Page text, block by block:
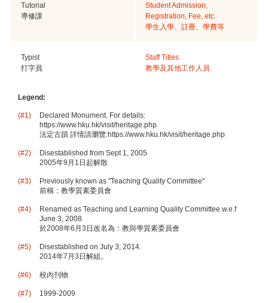
Tutorial
導修課
Student Admission,
Registration, Fee, etc.
學生入學、註冊、學費等
Typist
打字員
Staff Titles
教學及其他工作人員
Legend:
(#1)
Declared Monument. For details:
https://www.hku.hk/visit/heritage.php
法定古蹟 詳情請瀏覽:https://www.hku.hk/visit/heritage.php
(#2)
Disestablished from Sept 1, 2005
2005年9月1日起解散
(#3)
Previously known as "Teaching Quality Committee"
前稱：教學質素委員會
(#4)
Renamed as Teaching and Learning Quality Committee w.e.f
June 3, 2008
於2008年6月3日改名為：教與學質素委員會
(#5)
Disestablished on July 3, 2014.
2014年7月3日解組。
(#6) 校內刊物
(#7) 1999-2009